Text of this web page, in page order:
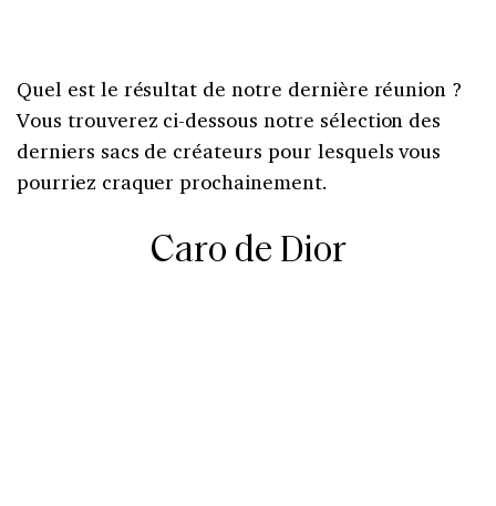
Quel est le résultat de notre dernière réunion ?
Vous trouverez ci-dessous notre sélection des
derniers sacs de créateurs pour lesquels vous
pourriez craquer prochainement.
Caro de Dior